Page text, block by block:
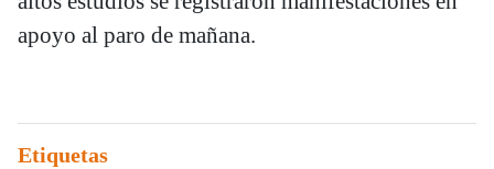
apoyo al paro de mañana.
Etiquetas